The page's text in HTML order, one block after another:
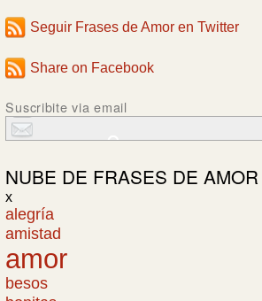
Seguir Frases de Amor en Twitter
Share on Facebook
Suscribite via email
NUBE DE FRASES DE AMOR
x
alegría
amistad
amor
besos